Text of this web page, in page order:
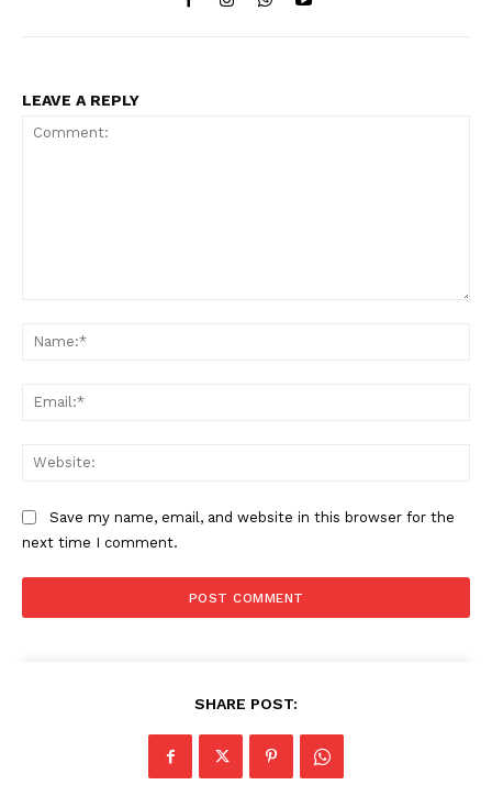
LEAVE A REPLY
Save my name, email, and website in this browser for the
next time I comment.
SHARE POST: